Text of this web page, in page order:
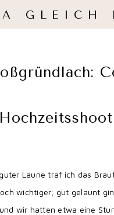
GLEICH
Laune traf ich das
wichtiger; gut gelaunt
wir hatten etwa eine